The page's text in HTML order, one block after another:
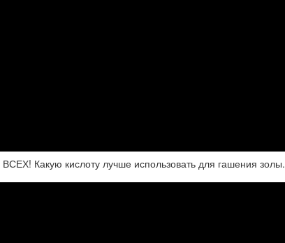
Какую кислоту лучше использовать для гашения золы.